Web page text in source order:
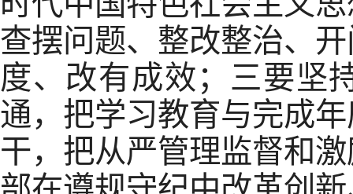
查摆问题、整改整治、
度、改有成效；三要坚
通，把学习教育与完成
干，把从严管理监督和